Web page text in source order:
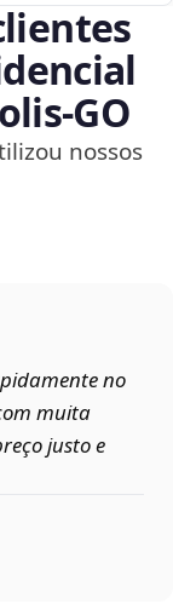
nossos
no
muita
justo e